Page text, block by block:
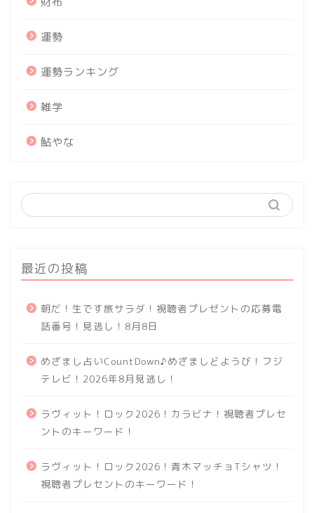
運勢
運勢ランキング
雑学
鮎やな
最近の投稿
朝だ！生です旅サラダ！視聴者プレゼントの応募電
話番号！見逃し！8月8日
めざまし占いCountDown♪めざましどようび！フジ
テレビ！2026年8月見逃し！
ラヴィット！ロック2026！カラビナ！視聴者プレセ
ントのキーワード！
ラヴィット！ロック2026！青木マッチョTシャツ！
視聴者プレセントのキーワード！